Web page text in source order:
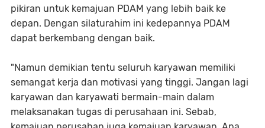
pikiran untuk kemajuan PDAM yang lebih baik ke
depan. Dengan silaturahim ini kedepannya PDAM
dapat berkembang dengan baik.
"Namun demikian tentu seluruh karyawan memiliki
semangat kerja dan motivasi yang tinggi. Jangan lagi
karyawan dan karyawati bermain-main dalam
melaksanakan tugas di perusahaan ini. Sebab,